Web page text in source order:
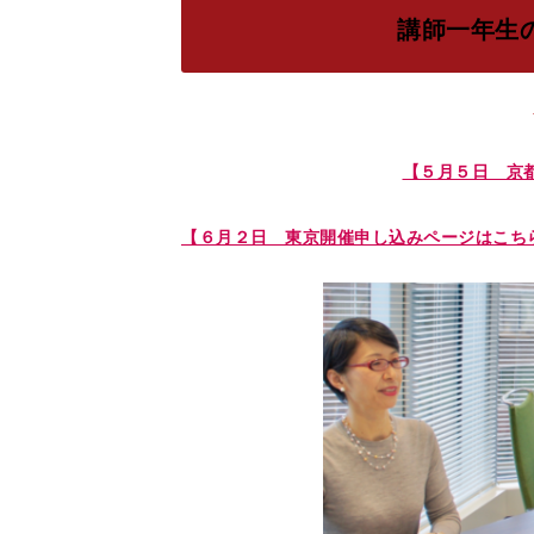
講師一年生
【５月５日 京
【６月２日 東京開催申し込みページはこち